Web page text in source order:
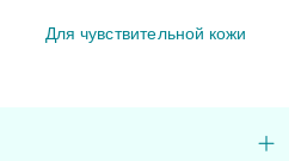
Для чувствительной кожи